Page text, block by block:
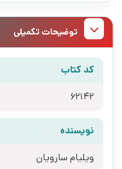
توضیحات تکمیلی
کد کتاب
62142
نویسنده
ویلیام سارویان